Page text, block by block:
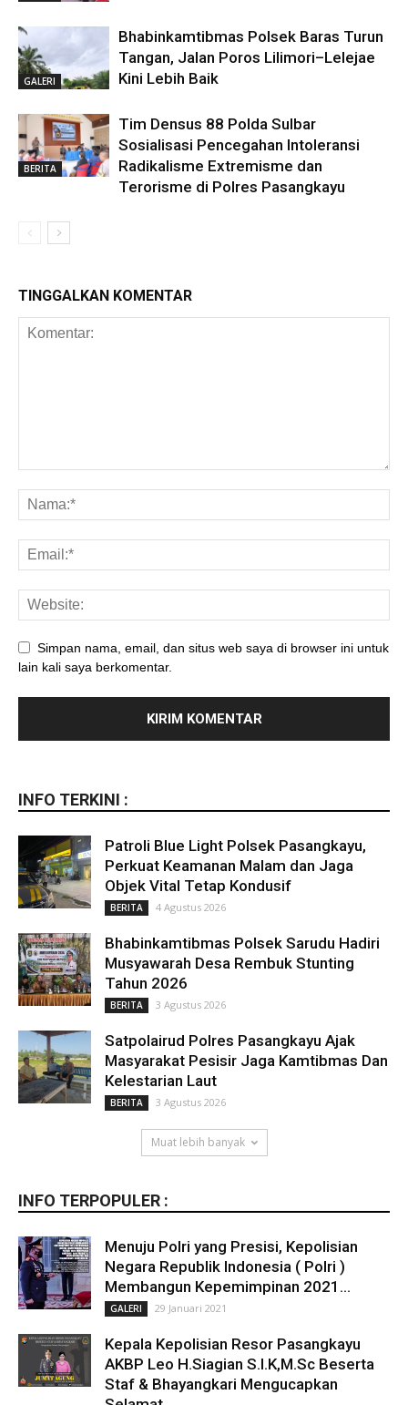
GALERI
Bhabinkamtibmas Polsek Baras Turun
Tangan, Jalan Poros Lilimori–Lelejae
Kini Lebih Baik
BERITA
Tim Densus 88 Polda Sulbar
Sosialisasi Pencegahan Intoleransi
Radikalisme Extremisme dan
Terorisme di Polres Pasangkayu
TINGGALKAN KOMENTAR
Simpan nama, email, dan situs web saya di browser ini untuk
lain kali saya berkomentar.
INFO TERKINI :
Patroli Blue Light Polsek Pasangkayu,
Perkuat Keamanan Malam dan Jaga
Objek Vital Tetap Kondusif
BERITA 4 Agustus 2026
Bhabinkamtibmas Polsek Sarudu Hadiri
Musyawarah Desa Rembuk Stunting
Tahun 2026
BERITA 3 Agustus 2026
Satpolairud Polres Pasangkayu Ajak
Masyarakat Pesisir Jaga Kamtibmas Dan
Kelestarian Laut
BERITA 3 Agustus 2026
Muat lebih banyak
INFO TERPOPULER :
Menuju Polri yang Presisi, Kepolisian
Negara Republik Indonesia ( Polri )
Membangun Kepemimpinan 2021...
GALERI 29 Januari 2021
Kepala Kepolisian Resor Pasangkayu
AKBP Leo H.Siagian S.I.K,M.Sc Beserta
Staf & Bhayangkari Mengucapkan